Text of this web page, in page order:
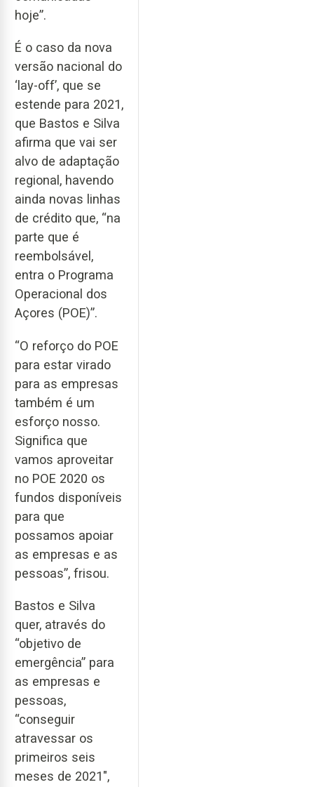
hoje”.
É o caso da nova
versão nacional do
‘lay-off’, que se
estende para 2021,
que Bastos e Silva
afirma que vai ser
alvo de adaptação
regional, havendo
ainda novas linhas
de crédito que, “na
parte que é
reembolsável,
entra o Programa
Operacional dos
Açores (POE)”.
“O reforço do POE
para estar virado
para as empresas
também é um
esforço nosso.
Significa que
vamos aproveitar
no POE 2020 os
fundos disponíveis
para que
possamos apoiar
as empresas e as
pessoas”, frisou.
Bastos e Silva
quer, através do
“objetivo de
emergência” para
as empresas e
pessoas,
“conseguir
atravessar os
primeiros seis
meses de 2021",